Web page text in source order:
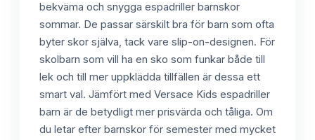
bekväma och snygga espadriller barnskor
sommar. De passar särskilt bra för barn som ofta
byter skor själva, tack vare slip-on-designen. För
skolbarn som vill ha en sko som funkar både till
lek och till mer uppklädda tillfällen är dessa ett
smart val. Jämfört med Versace Kids espadriller
barn är de betydligt mer prisvärda och tåliga. Om
du letar efter barnskor för semester med mycket